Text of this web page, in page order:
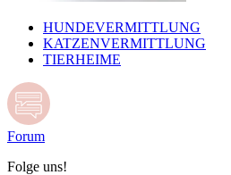
HUNDEVERMITTLUNG
KATZENVERMITTLUNG
TIERHEIME
Forum
Folge uns!